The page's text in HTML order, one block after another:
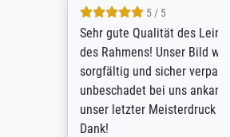
des Leinwanddrucks und
Unser Bild wurde sehr
sicher verpackt, so dass es
bei uns ankam. Es wird nicht
Meisterdruck sein. Vielen